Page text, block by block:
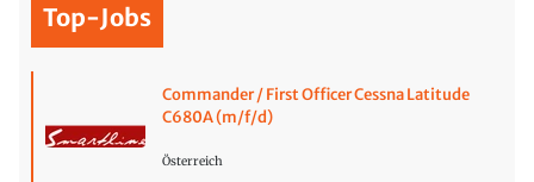
Top-Jobs
Commander / First Officer Cessna Latitude
C680A (m/f/d)
Österreich